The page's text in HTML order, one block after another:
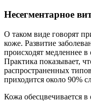
Несегментарное
О таком виде говорят
коже. Развитие
происходят медленнее
Практика показывает,
распространенных
приходится около 90%
Кожа обесцвечивается в